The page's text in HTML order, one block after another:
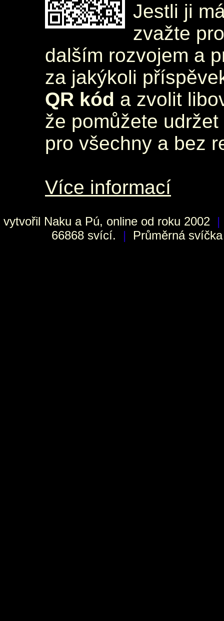
Jestli ji
zvažte
dalším rozvojem a
za jakýkoli
QR kód a zvolit
že pomůžete
pro všechny a bez
Více informací
vytvořil Naku a Pú, online od roku 2002 |
66868 svící.
| Průměrná